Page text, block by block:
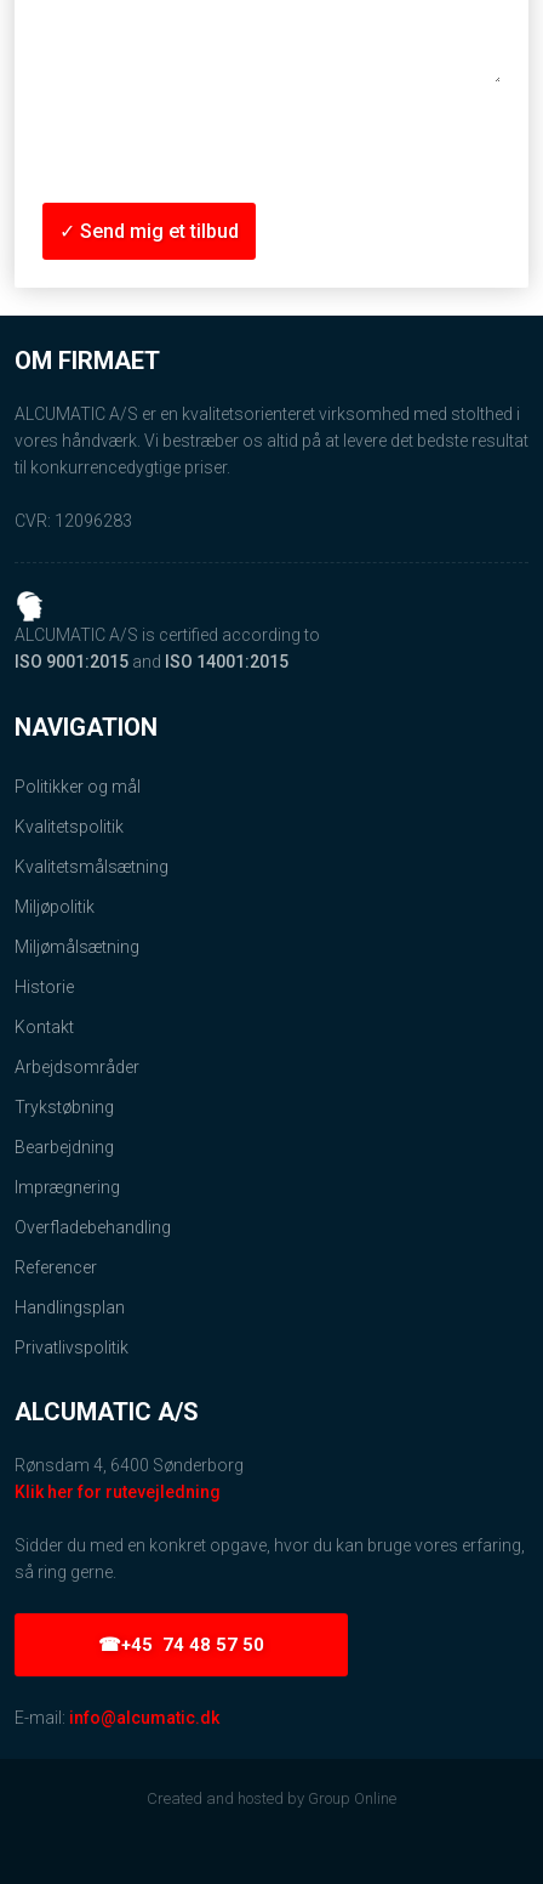
OM FIRMAET
ALCUMATIC A/S er en kvalitetsorienteret virksomhed med stolthed i
vores håndværk. Vi bestræber os altid på at levere det bedste resultat
til konkurrencedygtige priser.​
CVR: 12096283​
ALCUMATIC A/S is certified according to
​ISO 9001​:2015​and ISO​ 14001:2015
NAVIGATION
Politikker og mål
Kvalitetspolitik
Kvalitetsmålsætning
Miljøpolitik
Miljømålsætning
Historie​
Kontakt
Arbejdsområder
Trykstøbning
Bearbejdning
Imprægnering
Overfladebehandling
Referencer
Handlingsplan
Privatlivspolitik
ALCUMATIC A/S
Rønsdam 4, 6400 Sønderborg
Klik her for rutevejledning
Sidder du med en konkret opgave, hvor du kan bruge vores erfaring,
så ring gerne.
☎+45 74 48 57 50
E-mail: info@alcumatic.dk
Created and hosted by Group Online